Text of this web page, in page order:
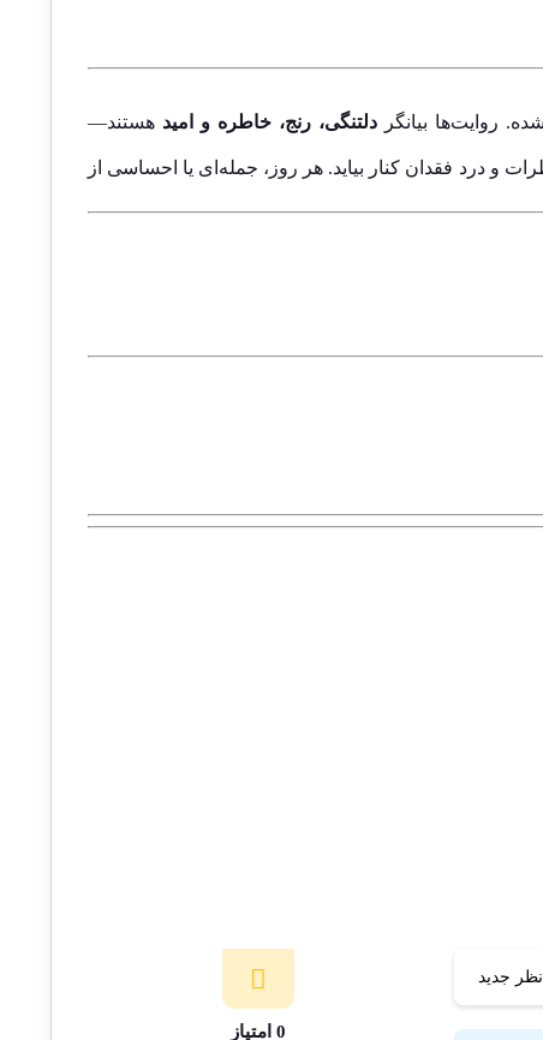
روایت‌ها بیانگردلتنگی، رنج، خاطره و امید هستند—
و درد فقدان کنار بیاید. هر روز، جمله‌ای یا احساسی از
نظر جدید
0 امتیاز